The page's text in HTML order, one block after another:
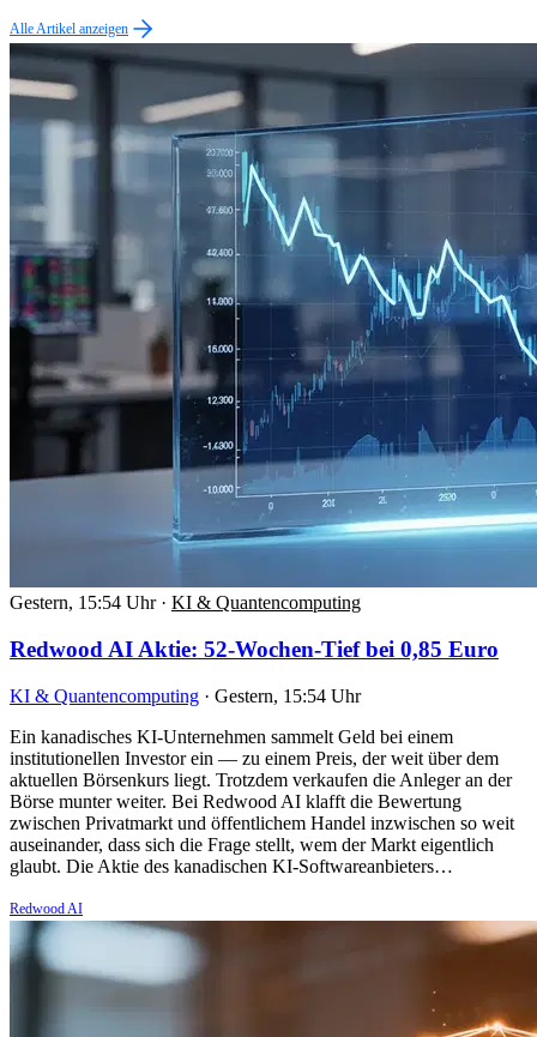
Alle Artikel anzeigen
Gestern, 15:54 Uhr · KI & Quantencomputing
Redwood AI Aktie: 52-Wochen-Tief bei 0,85 Euro
KI & Quantencomputing · Gestern, 15:54 Uhr
Ein kanadisches KI-Unternehmen sammelt Geld bei einem
institutionellen Investor ein — zu einem Preis, der weit über dem
aktuellen Börsenkurs liegt. Trotzdem verkaufen die Anleger an der
Börse munter weiter. Bei Redwood AI klafft die Bewertung
zwischen Privatmarkt und öffentlichem Handel inzwischen so weit
auseinander, dass sich die Frage stellt, wem der Markt eigentlich
glaubt. Die Aktie des kanadischen KI-Softwareanbieters…
Redwood AI